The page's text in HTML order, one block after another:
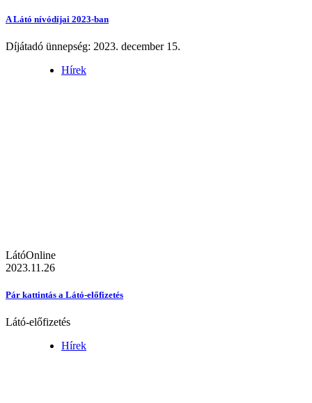
A Látó nívódíjai 2023-ban
Díjátadó ünnepség: 2023. december 15.
Hírek
LátóOnline
2023.11.26
Pár kattintás a Látó-előfizetés
Látó-előfizetés
Hírek